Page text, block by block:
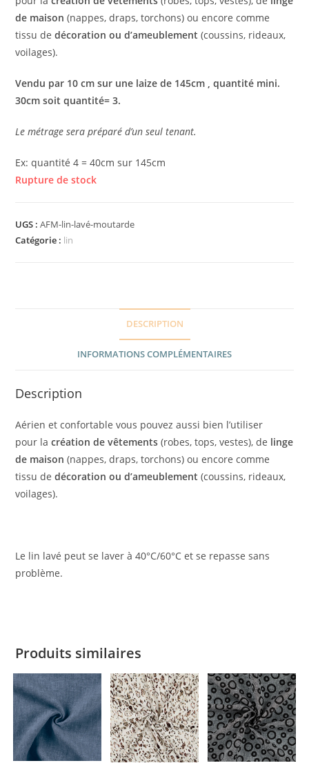
de maison (nappes, draps, torchons) ou encore comme
tissu dedécoration ou d’ameublement (coussins, rideaux,
voilages).
Vendu par 10 cm sur une laize de 145cm , quantité mini.
30cm soit quantité= 3.
Le métrage sera préparé d’un seul tenant.
Ex: quantité 4 = 40cm sur 145cm
Rupture de stock
UGS :AFM-lin-lavé-moutarde
Catégorie : lin
DESCRIPTION
INFORMATIONS COMPLÉMENTAIRES
Description
Aérien et confortable vous pouvez aussi bien l’utiliser
pour lacréation de vêtements (robes, tops, vestes), de linge
de maison (nappes, draps, torchons) ou encore comme
tissu dedécoration ou d’ameublement (coussins, rideaux,
voilages).
Le lin lavé peut se laver à 40°C/60°C et se repasse sans
problème.
Produits similaires